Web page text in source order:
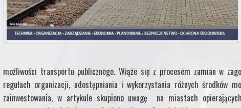
możliwości transportu publicznego. Wiąże się z procesem zamian w
regułach organizacji, udostępniania i wykorzystania różnych środków
zainwestowania, w artykule skupiono uwagę na miastach